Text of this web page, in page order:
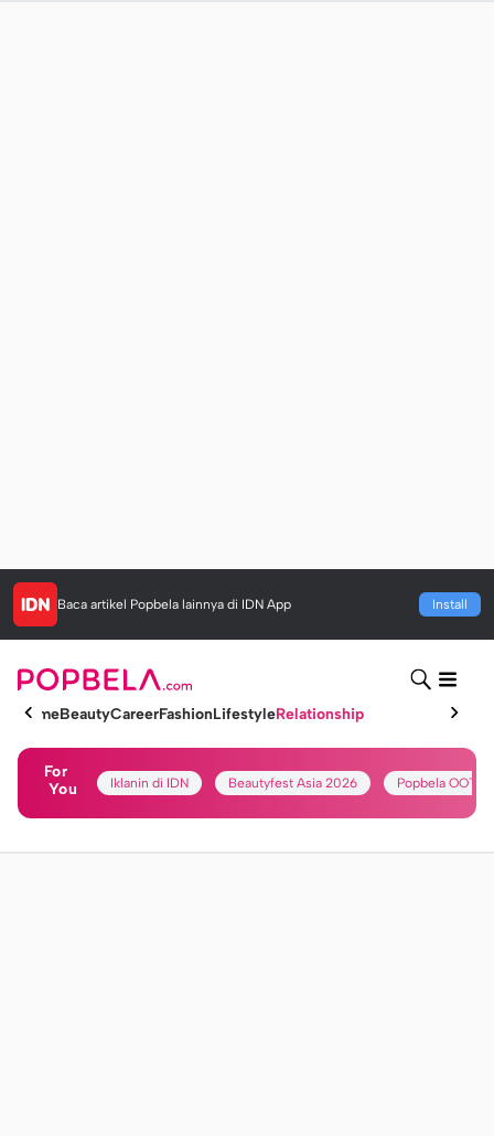
Baca artikel Popbela lainnya di IDN App Install
HomeBeautyCareerFashionLifestyleRelationship
For
You
Iklanin di IDN Beautyfest Asia 2026 Popbela OOTD